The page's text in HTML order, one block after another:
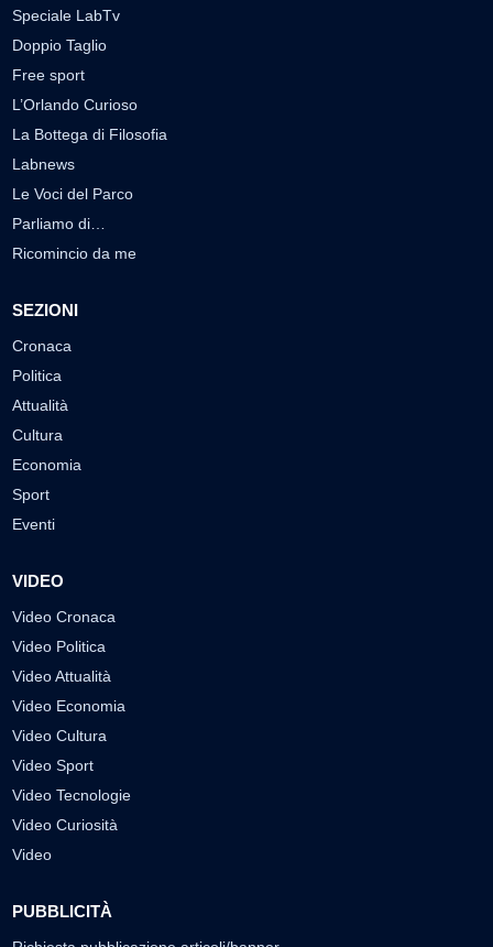
Speciale LabTv
Doppio Taglio
Free sport
L’Orlando Curioso
La Bottega di Filosofia
Labnews
Le Voci del Parco
Parliamo di…
Ricomincio da me
SEZIONI
Cronaca
Politica
Attualità
Cultura
Economia
Sport
Eventi
VIDEO
Video Cronaca
Video Politica
Video Attualità
Video Economia
Video Cultura
Video Sport
Video Tecnologie
Video Curiosità
Video
PUBBLICITÀ